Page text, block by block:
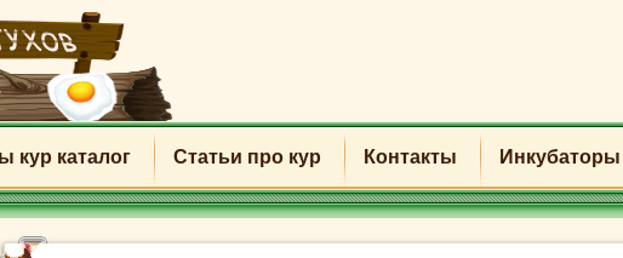
кур каталог Статьи про кур Контакты Инкубаторы